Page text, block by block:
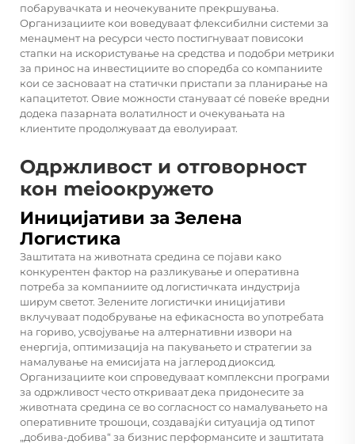
побарувачката и неочекуваните прекршувања.
Организациите кои воведуваат флексибилни системи за
менаџмент на ресурси често постигнуваат повисоки
стапки на искористување на средства и подобри метрики
за принос на инвестициите во споредба со компаниите
кои се засноваат на статички пристапи за планирање на
капацитетот. Овие можности стануваат сé повеќе вредни
додека пазарната волатилност и очекувањата на
клиентите продолжуваат да еволуираат.
Одржливост и отговорност
кон meioокружето
Иницијативи за Зелена
Логистика
Заштитата на животната средина се појави како
конкурентен фактор на разликување и оперативна
потреба за компаниите од логистичката индустрија
ширум светот. Зелените логистички иницијативи
вклучуваат подобрување на ефикасноста во употребата
на гориво, усвојување на алтернативни извори на
енергија, оптимизација на пакувањето и стратегии за
намалување на емисијата на јаглерод диоксид.
Организациите кои спроведуваат комплексни програми
за одржливост често откриваат дека придонесите за
животната средина се во согласност со намалувањето на
оперативните трошоци, создавајќи ситуација од типот
„добива-добива“ за бизнис перформансите и заштитата